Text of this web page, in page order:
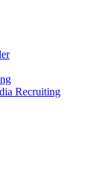
Recruiting